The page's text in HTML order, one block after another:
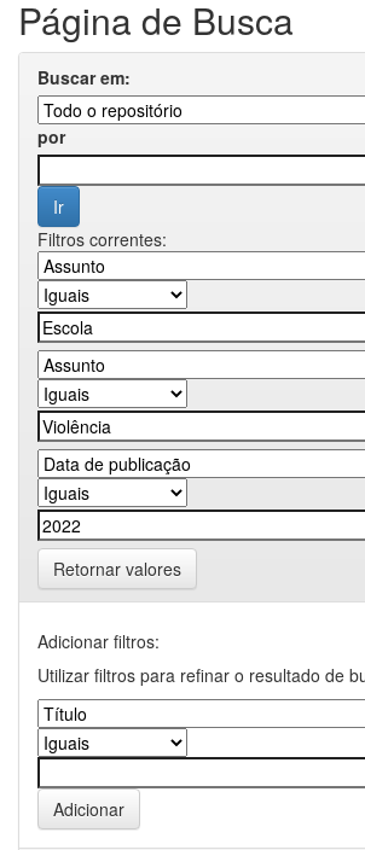
Página de Busca
Buscar em:
por
Filtros correntes:
Retornar valores
Adicionar filtros:
Utilizar filtros para refinar o resultado de